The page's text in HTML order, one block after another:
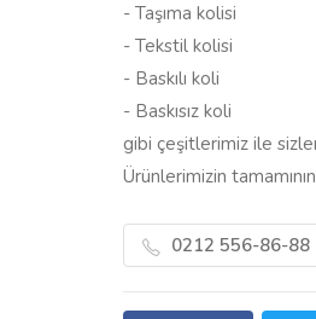
- Taşıma kolisi
- Tekstil kolisi
- Baskılı koli
- Baskısız koli
gibi çeşitlerimiz ile
Ürünlerimizin
0212 556-86-88